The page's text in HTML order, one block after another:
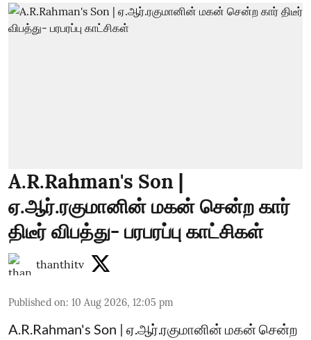
A.R.Rahman's Son |
ஏ.ஆர்.ரகுமானின் மகன் சென்ற கார்
திடீர் விபத்து- பரபரப்பு காட்சிகள்
thanthitv
Published on: 10 Aug 2026, 12:05 pm
A.R.Rahman's Son | ஏ.ஆர்.ரகுமானின் மகன் சென்ற